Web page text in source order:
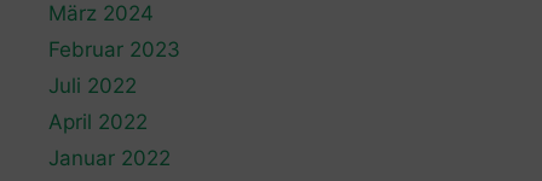
März 2024
Februar 2023
Juli 2022
April 2022
Januar 2022